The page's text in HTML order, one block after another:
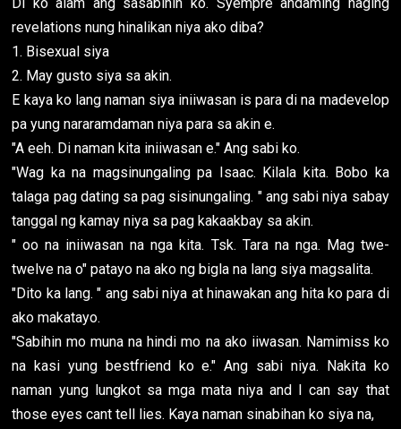
Di ko alam ang sasabihin ko. Syempre andaming naging
revelations nung hinalikan niya ako diba?
1. Bisexual siya
2. May gusto siya sa akin.
E kaya ko lang naman siya iniiwasan is para di na madevelop
pa yung nararamdaman niya para sa akin e.
"A eeh. Di naman kita iniiwasan e." Ang sabi ko.
"Wag ka na magsinungaling pa Isaac. Kilala kita. Bobo ka
talaga pag dating sa pag sisinungaling. " ang sabi niya sabay
tanggal ng kamay niya sa pag kakaakbay sa akin.
" oo na iniiwasan na nga kita. Tsk. Tara na nga. Mag twe-
twelve na o" patayo na ako ng bigla na lang siya magsalita.
"Dito ka lang. " ang sabi niya at hinawakan ang hita ko para di
ako makatayo.
"Sabihin mo muna na hindi mo na ako iiwasan. Namimiss ko
na kasi yung bestfriend ko e." Ang sabi niya. Nakita ko
naman yung lungkot sa mga mata niya and I can say that
those eyes cant tell lies. Kaya naman sinabihan ko siya na,